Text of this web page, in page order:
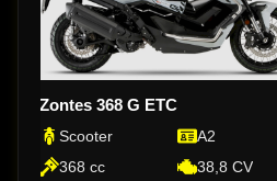
Zontes 368 G ETC
Scooter
A2
368 cc
38,8 CV